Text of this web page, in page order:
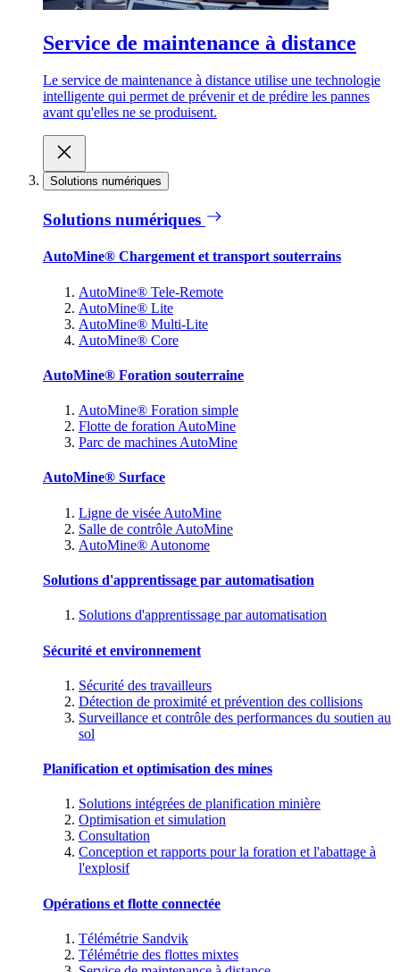
Service de maintenance à distance
Le service de maintenance à distance utilise une technologie
intelligente qui permet de prévenir et de prédire les pannes
avant qu'elles ne se produisent.
Solutions numériques
Solutions numériques
AutoMine® Chargement et transport souterrains
AutoMine® Tele-Remote
AutoMine® Lite
AutoMine® Multi-Lite
AutoMine® Core
AutoMine® Foration souterraine
AutoMine® Foration simple
Flotte de foration AutoMine
Parc de machines AutoMine
AutoMine® Surface
Ligne de visée AutoMine
Salle de contrôle AutoMine
AutoMine® Autonome
Solutions d'apprentissage par automatisation
Solutions d'apprentissage par automatisation
Sécurité et environnement
Sécurité des travailleurs
Détection de proximité et prévention des collisions
Surveillance et contrôle des performances du soutien au
sol
Planification et optimisation des mines
Solutions intégrées de planification minière
Optimisation et simulation
Consultation
Conception et rapports pour la foration et l'abattage à
l'explosif
Opérations et flotte connectée
Télémétrie Sandvik
Télémétrie des flottes mixtes